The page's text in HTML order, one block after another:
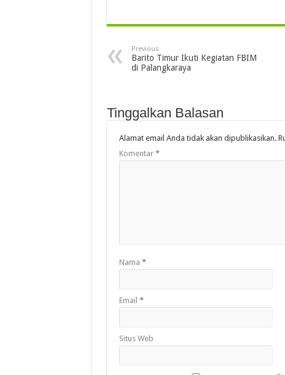
Previous
Barito Timur Ikuti Kegiatan FBIM
di Palangkaraya
Tinggalkan Balasan
Alamat email Anda tidak akan dipublikasikan.
Komentar *
Nama *
Email *
Situs Web